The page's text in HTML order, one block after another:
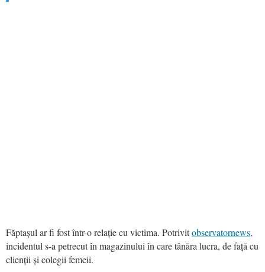
Făptașul ar fi fost într-o relație cu victima. Potrivitobservatornews,
incidentul s-a petrecut în magazinului în care tânăra lucra, de față cu
clienții și colegii femeii.